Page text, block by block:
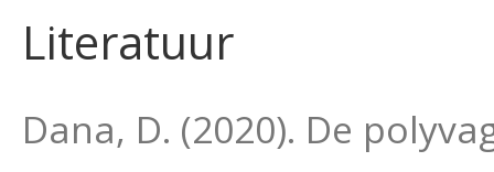
Literatuur
Dana, D. (2020). De